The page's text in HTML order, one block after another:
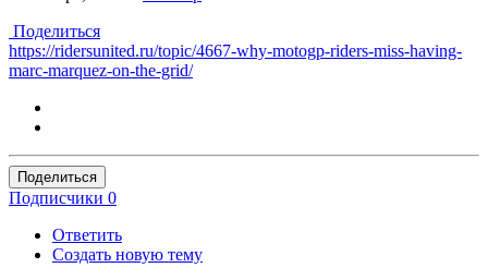
Поделиться
https://ridersunited.ru/topic/4667-why-motogp-riders-miss-having-
marc-marquez-on-the-grid/
Поделиться
Подписчики 0
Ответить
Создать новую тему